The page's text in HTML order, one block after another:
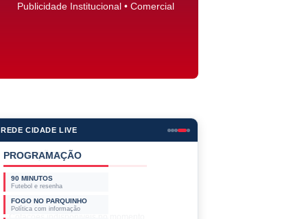
Publicidade Institucional • Comercial
REDE CIDADE LIVE
PROGRAMAÇÃO
90 MINUTOS
Futebol e resenha
FOGO NO PARQUINHO
Política com informação